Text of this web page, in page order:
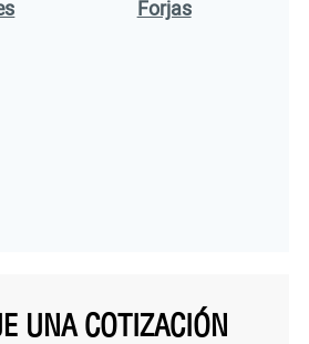
Forjas
UNA COTIZACIÓN